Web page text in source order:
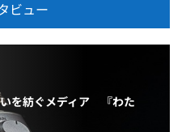
ビュー
を紡ぐメディア 『わた